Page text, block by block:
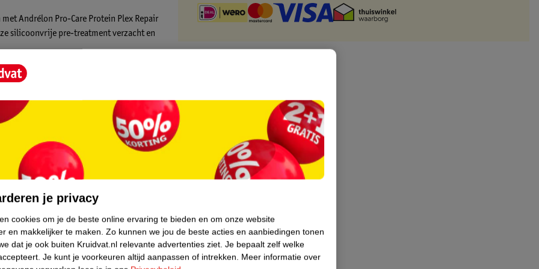
Andrélon Pro-Care Protein Plex Repair
silicoonvrije pre-treatment verzacht en
haar de voordelen van de Protein Plex
beschermd is.
Bond Pre-Treatment:
voor intensief hersteld haar. Breng aan op
je privacy
cookies om je de beste online ervaring te bieden en om onze website
en makkelijker te maken. Zo kunnen we jou de beste acties en aanbiedingen tonen
dat je ook buiten Kruidvat.nl relevante advertenties ziet. Je bepaalt zelf welke
Je kunt je voorkeuren altijd aanpassen of intrekken. Meer informatie over